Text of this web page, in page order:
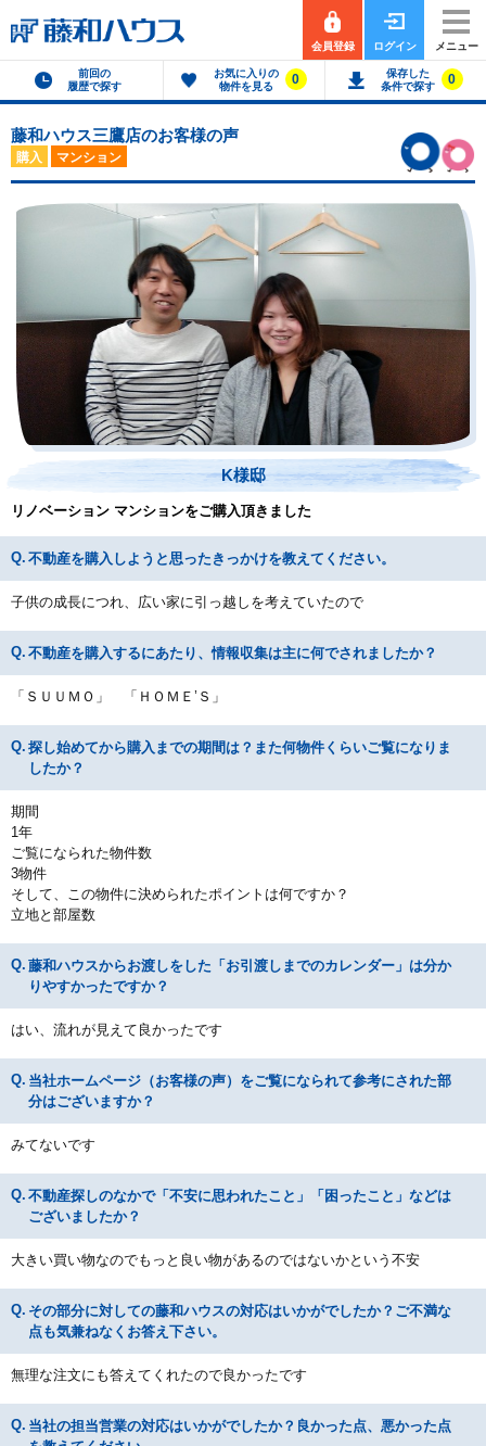
会員登録 ログイン メニュー
前回の
履歴で探す
お気に入りの
物件を見る
0
保存した
条件で探す
0
藤和ハウス三鷹店のお客様の声
購入 マンション
K様邸
リノベーション マンションをご購入頂きました
不動産を購入しようと思ったきっかけを教えてください。
子供の成長につれ、広い家に引っ越しを考えていたので
不動産を購入するにあたり、情報収集は主に何でされましたか？
「ＳＵＵＭＯ」 「ＨＯＭＥ’Ｓ」
探し始めてから購入までの期間は？また何物件くらいご覧になりま
したか？
期間
1年
ご覧になられた物件数
3物件
そして、この物件に決められたポイントは何ですか？
立地と部屋数
藤和ハウスからお渡しをした「お引渡しまでのカレンダー」は分か
りやすかったですか？
はい、流れが見えて良かったです
当社ホームページ（お客様の声）をご覧になられて参考にされた部
分はございますか？
みてないです
不動産探しのなかで「不安に思われたこと」「困ったこと」などは
ございましたか？
大きい買い物なのでもっと良い物があるのではないかという不安
その部分に対しての藤和ハウスの対応はいかがでしたか？ご不満な
点も気兼ねなくお答え下さい。
無理な注文にも答えてくれたので良かったです
当社の担当営業の対応はいかがでしたか？良かった点、悪かった点